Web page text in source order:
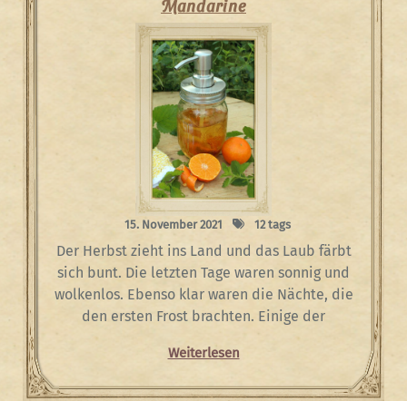
Mandarine
15. November 2021 12 tags
Der Herbst zieht ins Land und das Laub färbt
sich bunt. Die letzten Tage waren sonnig und
wolkenlos. Ebenso klar waren die Nächte, die
den ersten Frost brachten. Einige der
Weiterlesen